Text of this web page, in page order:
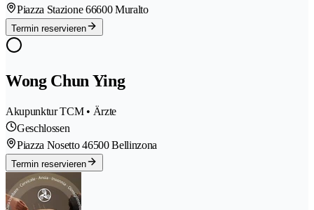
Piazza Stazione 66600 Muralto
Termin reservieren
Wong Chun Ying
Akupunktur TCM • Ärzte
Geschlossen
Piazza Nosetto 46500 Bellinzona
Termin reservieren